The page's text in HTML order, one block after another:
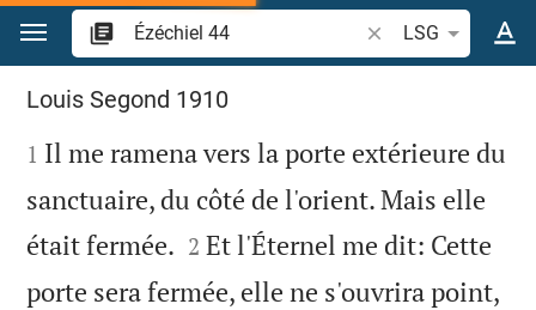
Aller vers contenu
Recherche d'un
LSG
Ézéchiel 44
Louis Segond 1910

1 Il me ramena vers la porte extérieure du
sanctuaire, du côté de l'orient. Mais elle
était fermée. 

2 Et l'Éternel me dit: Cette
porte sera fermée, elle ne s'ouvrira point,